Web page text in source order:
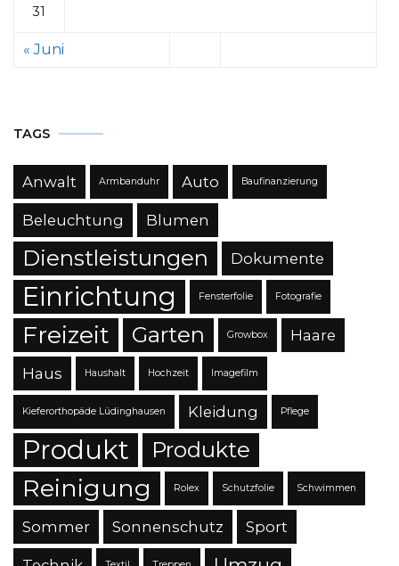
31
« Juni
TAGS
Anwalt Armbanduhr Auto Baufinanzierung
Beleuchtung Blumen
Dienstleistungen Dokumente
Einrichtung Fensterfolie Fotografie
Freizeit Garten Growbox Haare
Haus Haushalt Hochzeit Imagefilm
Kieferorthopäde Lüdinghausen Kleidung Pflege
Produkt Produkte
Reinigung Rolex Schutzfolie Schwimmen
Sommer Sonnenschutz Sport